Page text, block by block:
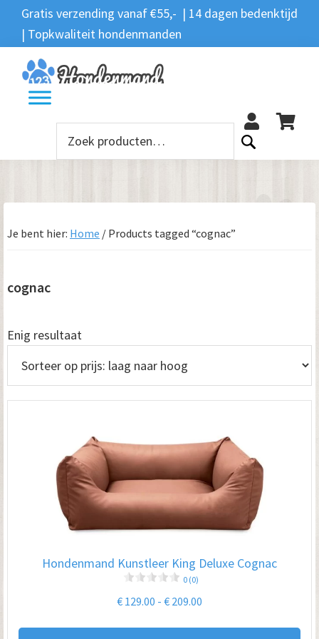
Spring
naar
de
hoofdnavigatie
Door
naar
de
hoofd
inhoud
Spring
naar
de
eerste
sidebar
Spring
naar
de
voettekst
Gratis verzending vanaf €55,- | 14 dagen bedenktijd
| Topkwaliteit hondenmanden
Zoeken
Zoeken
naar:
Je bent hier: Home / Products tagged “cognac”
cognac
Enig resultaat
Hondenmand Kunstleer King Deluxe Cognac
0 (0)
€ 129.00 - € 209.00
Dit